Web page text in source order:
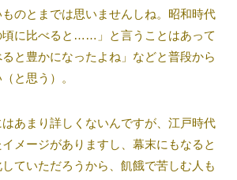
のとまでは思いませんしね。昭和時代
頃に比べると……」と言うことはあって
と豊かになったよね」などと普段から
と思う）。
あまり詳しくないんですが、江戸時代
メージがありますし、幕末にもなると
ていただろうから、飢餓で苦しむ人も